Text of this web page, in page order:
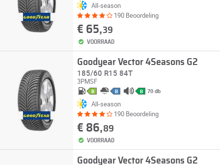
All-season
190 Beoordeling
€ 65,39
VOORRAAD
Goodyear Vector 4Seasons G2
185/60 R15 84T
3PMSF
B B B 70 db
All-season
190 Beoordeling
€ 86,89
VOORRAAD
Goodyear Vector 4Seasons G2